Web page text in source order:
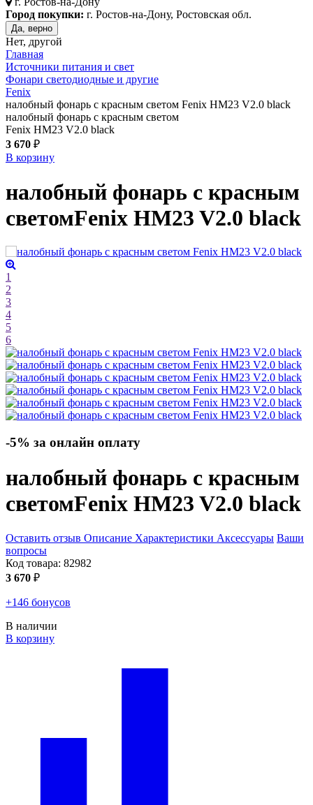
Город покупки: г. Ростов-на-Дону, Ростовская обл.
Да, верно
Нет, другой
Главная
Источники питания и свет
Фонари светодиодные и другие
Fenix
налобный фонарь с красным светом Fenix HM23 V2.0 black
налобный фонарь с красным светом
Fenix HM23 V2.0 black
3 670 ₽
В корзину
налобный фонарь с красным
светомFenix HM23 V2.0 black
1
2
3
4
5
6
-5% за онлайн оплату
налобный фонарь с красным
светомFenix HM23 V2.0 black
Оставить отзыв Описание Характеристики Аксессуары Ваши
вопросы
Код товара: 82982
3 670 ₽
+146 бонусов
В наличии
В корзину